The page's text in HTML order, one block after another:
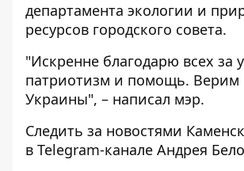
департамента экологии и
ресурсов городского совета.
"Искренне благодарю всех за
патриотизм и помощь. Верим
Украины", – написал мэр.
Следить за новостями
в Telegram-канале Андрея